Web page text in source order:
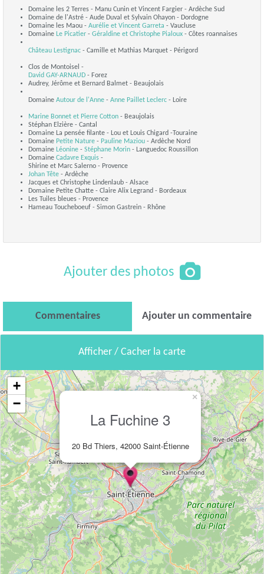
Domaine les 2 Terres - Manu Cunin et Vincent Fargier - Ardèche Sud
Domaine de l'Astré - Aude Duval et Sylvain Ohayon - Dordogne
Domaine les Maou - Aurélie et Vincent Garreta - Vaucluse
Domaine Le Picatier - Géraldine et Christophe Pialoux - Côtes roannaises
Château Lestignac - Camille et Mathias Marquet - Périgord
Clos de Montoisel -
David GAY-ARNAUD - Forez
Audrey, Jérôme et Bernard Balmet - Beaujolais
Domaine Autour de l'Anne - Anne Paillet Leclerc - Loire
Marine Bonnet et Pierre Cotton - Beaujolais
Stéphan Elzière - Cantal
Domaine La pensée filante - Lou et Louis Chigard -Touraine
Domaine Petite Nature - Pauline Maziou - Ardèche Nord
Domaine Léonine - Stéphane Morin - Languedoc Roussillon
Domaine Cadavre Exquis -
Shirine et Marc Salerno - Provence
Johan Tête - Ardèche
Jacques et Christophe Lindenlaub - Alsace
Domaine Petite Chatte - Claire Alix Legrand - Bordeaux
Les Tuiles bleues - Provence
Hameau Toucheboeuf - Simon Gastrein - Rhône
Ajouter des photos
Commentaires Ajouter un commentaire
Afficher / Cacher la carte
La Fuchine 3
20 Bd Thiers, 42000 Saint-Étienne
×
+
−